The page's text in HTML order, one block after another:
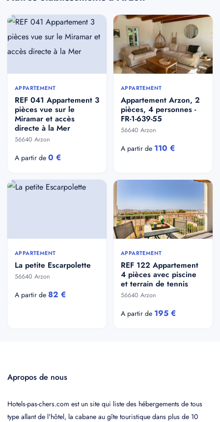
APPARTEMENT
REF 041 Appartement 3
pièces vue sur le
Miramar et accès
directe à la Mer
56640 Arzon
A partir de 0 €
APPARTEMENT
Appartement Arzon, 2
pièces, 4 personnes -
FR-1-639-55
56640 Arzon
A partir de 110 €
APPARTEMENT
La petite Escarpolette
56640 Arzon
A partir de 82 €
APPARTEMENT
REF 122 Appartement
4 pièces avec piscine
et terrain de tennis
56640 Arzon
A partir de 195 €
Apropos de nous
Hotels-pas-chers.com est un site qui liste des hébergements de tous
type allant de l'hôtel, la cabane au gîte touristique dans plus de 10